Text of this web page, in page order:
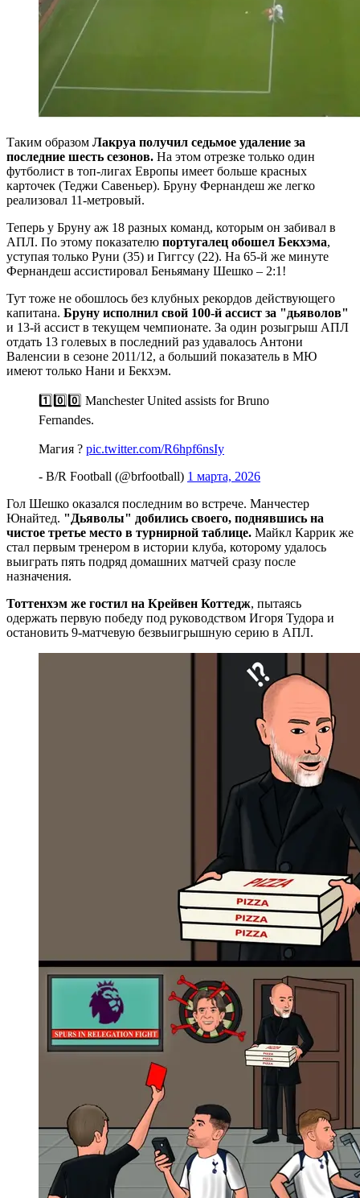
Таким образом Лакруа получил седьмое удаление за
последние шесть сезонов. На этом отрезке только один
футболист в топ-лигах Европы имеет больше красных
карточек (Теджи Савеньер). Бруну Фернандеш же легко
реализовал 11-метровый.
Теперь у Бруну аж 18 разных команд, которым он забивал в
АПЛ. По этому показателю португалец обошел Бекхэма,
уступая только Руни (35) и Гиггсу (22). На 65-й же минуте
Фернандеш ассистировал Беньяману Шешко – 2:1!
Тут тоже не обошлось без клубных рекордов действующего
капитана. Бруну исполнил свой 100-й ассист за "дьяволов"
и 13-й ассист в текущем чемпионате. За один розыгрыш АПЛ
отдать 13 голевых в последний раз удавалось Антони
Валенсии в сезоне 2011/12, а больший показатель в МЮ
имеют только Нани и Бекхэм.
1️⃣0️⃣0️⃣ Manchester United assists for Bruno
Fernandes.
Магия ? pic.twitter.com/R6hpf6nsIy
- B/R Football (@brfootball) 1 марта, 2026
Гол Шешко оказался последним во встрече. Манчестер
Юнайтед. "Дьяволы" добились своего, поднявшись на
чистое третье место в турнирной таблице. Майкл Каррик же
стал первым тренером в истории клуба, которому удалось
выиграть пять подряд домашних матчей сразу после
назначения.
Тоттенхэм же гостил на Крейвен Коттедж, пытаясь
одержать первую победу под руководством Игоря Тудора и
остановить 9-матчевую безвыигрышную серию в АПЛ.